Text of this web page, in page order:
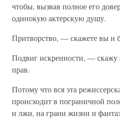
чтобы, вызвав полное его
одинокую актерскую душу.
Притворство, — скажете вы и
Подвиг искренности, — скажу
прав.
Потому что вся эта
происходит в пограничной
и лжи, на грани жизни и